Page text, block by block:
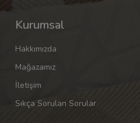
Kurumsal
Hakkımızda
Mağazamız
İletişim
Sıkça Sorulan Sorular